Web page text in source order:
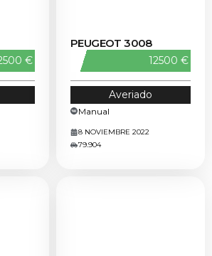
€
PEUGEOT 3008
12500 €
Averiado
Manual
8 NOVIEMBRE 2022
79.904